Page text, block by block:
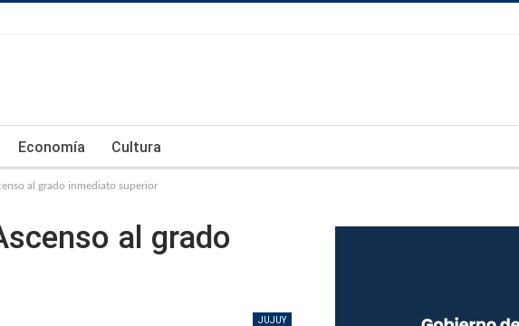
Economía Cultura
al grado inmediato superior
al grado
JUJUY